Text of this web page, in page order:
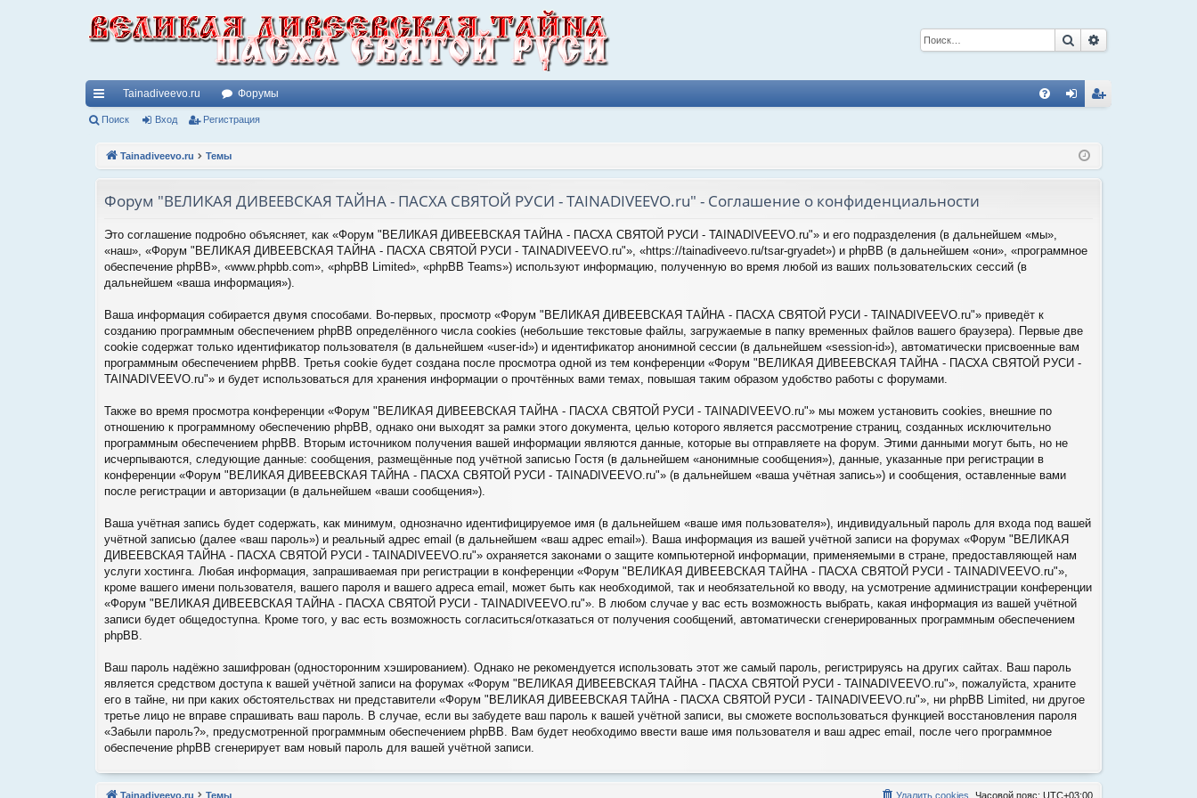
Поиск
с
Tainadiveevo.ru Форумы
ис
Поиск Вход Регистрация
Tainadiveevo.ru Темы
Форум "ВЕЛИКАЯ ДИВЕЕВСКАЯ ТАЙНА - ПАСХА СВЯТОЙ РУСИ - TAINADIVEEVO.ru" - Соглашение о конфиденциальности
Это соглашение подробно объясняет, как «Форум "ВЕЛИКАЯ ДИВЕЕВСКАЯ ТАЙНА - ПАСХА СВЯТОЙ РУСИ - TAINADIVEEVO.ru"» и его подразделения (в дальнейшем «мы»,
«наш», «Форум "ВЕЛИКАЯ ДИВЕЕВСКАЯ ТАЙНА - ПАСХА СВЯТОЙ РУСИ - TAINADIVEEVO.ru"», «https://tainadiveevo.ru/tsar-gryadet») и phpBB (в дальнейшем «они», «программное
обеспечение phpBB», «www.phpbb.com», «phpBB Limited», «phpBB Teams») используют информацию, полученную во время любой из ваших пользовательских сессий (в
дальнейшем «ваша информация»).
Ваша информация собирается двумя способами. Во-первых, просмотр «Форум "ВЕЛИКАЯ ДИВЕЕВСКАЯ ТАЙНА - ПАСХА СВЯТОЙ РУСИ - TAINADIVEEVO.ru"» приведёт к
созданию программным обеспечением phpBB определённого числа cookies (небольшие текстовые файлы, загружаемые в папку временных файлов вашего браузера). Первые две
cookie содержат только идентификатор пользователя (в дальнейшем «user-id») и идентификатор анонимной сессии (в дальнейшем «session-id»), автоматически присвоенные вам
программным обеспечением phpBB. Третья cookie будет создана после просмотра одной из тем конференции «Форум "ВЕЛИКАЯ ДИВЕЕВСКАЯ ТАЙНА - ПАСХА СВЯТОЙ РУСИ -
TAINADIVEEVO.ru"» и будет использоваться для хранения информации о прочтённых вами темах, повышая таким образом удобство работы с форумами.
Также во время просмотра конференции «Форум "ВЕЛИКАЯ ДИВЕЕВСКАЯ ТАЙНА - ПАСХА СВЯТОЙ РУСИ - TAINADIVEEVO.ru"» мы можем установить cookies, внешние по
отношению к программному обеспечению phpBB, однако они выходят за рамки этого документа, целью которого является рассмотрение страниц, созданных исключительно
программным обеспечением phpBB. Вторым источником получения вашей информации являются данные, которые вы отправляете на форум. Этими данными могут быть, но не
исчерпываются, следующие данные: сообщения, размещённые под учётной записью Гостя (в дальнейшем «анонимные сообщения»), данные, указанные при регистрации в
конференции «Форум "ВЕЛИКАЯ ДИВЕЕВСКАЯ ТАЙНА - ПАСХА СВЯТОЙ РУСИ - TAINADIVEEVO.ru"» (в дальнейшем «ваша учётная запись») и сообщения, оставленные вами
после регистрации и авторизации (в дальнейшем «ваши сообщения»).
Ваша учётная запись будет содержать, как минимум, однозначно идентифицируемое имя (в дальнейшем «ваше имя пользователя»), индивидуальный пароль для входа под вашей
учётной записью (далее «ваш пароль») и реальный адрес email (в дальнейшем «ваш адрес email»). Ваша информация из вашей учётной записи на форумах «Форум "ВЕЛИКАЯ
ДИВЕЕВСКАЯ ТАЙНА - ПАСХА СВЯТОЙ РУСИ - TAINADIVEEVO.ru"» охраняется законами о защите компьютерной информации, применяемыми в стране, предоставляющей нам
услуги хостинга. Любая информация, запрашиваемая при регистрации в конференции «Форум "ВЕЛИКАЯ ДИВЕЕВСКАЯ ТАЙНА - ПАСХА СВЯТОЙ РУСИ - TAINADIVEEVO.ru"»,
кроме вашего имени пользователя, вашего пароля и вашего адреса email, может быть как необходимой, так и необязательной ко вводу, на усмотрение администрации конференции
«Форум "ВЕЛИКАЯ ДИВЕЕВСКАЯ ТАЙНА - ПАСХА СВЯТОЙ РУСИ - TAINADIVEEVO.ru"». В любом случае у вас есть возможность выбрать, какая информация из вашей учётной
записи будет общедоступна. Кроме того, у вас есть возможность согласиться/отказаться от получения сообщений, автоматически сгенерированных программным обеспечением
phpBB.
Ваш пароль надёжно зашифрован (односторонним хэшированием). Однако не рекомендуется использовать этот же самый пароль, регистрируясь на других сайтах. Ваш пароль
является средством доступа к вашей учётной записи на форумах «Форум "ВЕЛИКАЯ ДИВЕЕВСКАЯ ТАЙНА - ПАСХА СВЯТОЙ РУСИ - TAINADIVEEVO.ru"», пожалуйста, храните
его в тайне, ни при каких обстоятельствах ни представители «Форум "ВЕЛИКАЯ ДИВЕЕВСКАЯ ТАЙНА - ПАСХА СВЯТОЙ РУСИ - TAINADIVEEVO.ru"», ни phpBB Limited, ни другое
третье лицо не вправе спрашивать ваш пароль. В случае, если вы забудете ваш пароль к вашей учётной записи, вы сможете воспользоваться функцией восстановления пароля
«Забыли пароль?», предусмотренной программным обеспечением phpBB. Вам будет необходимо ввести ваше имя пользователя и ваш адрес email, после чего программное
обеспечение phpBB сгенерирует вам новый пароль для вашей учётной записи.
Tainadiveevo.ru Темы Часовой пояс: UTC+03:00
Удалить cookies